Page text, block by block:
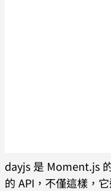
dayjs 是 Moment.js
的 API，不僅這樣，